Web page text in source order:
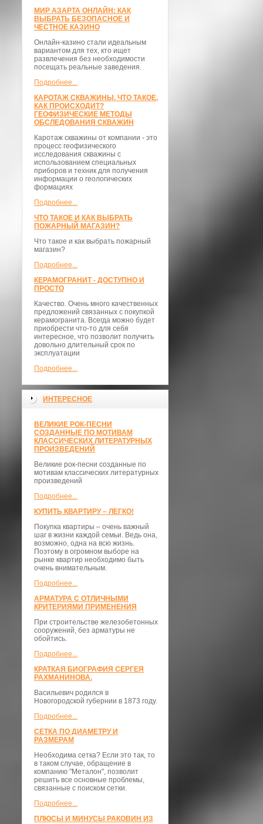
МИР АЗАРТА ОНЛАЙН: КАК
ВЫБРАТЬ БЕЗОПАСНОЕ И
ЧЕСТНОЕ КАЗИНО
Онлайн-казино стали идеальным
вариантом для тех, кто ищет
развлечения без необходимости
посещать реальные заведения.
Подробнее...
КАРОТАЖ СКВАЖИНЫ. ЧТО ТАКОЕ,
КАК ПРОИСХОДИТ?
ГЕОФИЗИЧЕСКИЕ МЕТОДЫ
ОБСЛЕДОВАНИЯ СКВАЖИН
Каротаж скважины от компании - это
процесс геофизического
исследования скважины с
использованием специальных
приборов и техник для получения
информации о геологических
формациях
Подробнее...
ЧТО ТАКОЕ И КАК ВЫБРАТЬ
ПОЖАРНЫЙ МАГАЗИН?
Что такое и как выбрать пожарный
магазин?
Подробнее...
КЕРАМОГРАНИТ - ДОСТУПНО И
ПРОСТО
Качество. Очень много качественных
предложений связанных с покупкой
керамогранита. Всегда можно будет
приобрести что-то для себя
интересное, что позволит получить
довольно длительный срок по
эксплуатации
Подробнее...
ИНТЕРЕСНОЕ
ВЕЛИКИЕ РОК-ПЕСНИ
СОЗДАННЫЕ ПО МОТИВАМ
КЛАССИЧЕСКИХ ЛИТЕРАТУРНЫХ
ПРОИЗВЕДЕНИЙ
Великие рок-песни созданные по
мотивам классических литературных
произведений
Подробнее...
КУПИТЬ КВАРТИРУ – ЛЕГКО!
Покупка квартиры – очень важный
шаг в жизни каждой семьи. Ведь она,
возможно, одна на всю жизнь.
Поэтому в огромном выборе на
рынке квартир необходимо быть
очень внимательным.
Подробнее...
АРМАТУРА С ОТЛИЧНЫМИ
КРИТЕРИЯМИ ПРИМЕНЕНИЯ
При строительстве железобетонных
сооружений, без арматуры не
обойтись.
Подробнее...
КРАТКАЯ БИОГРАФИЯ СЕРГЕЯ
РАХМАНИНОВА.
Васильевич родился в
Новогородской губернии в 1873 году.
Подробнее...
СЕТКА ПО ДИАМЕТРУ И
РАЗМЕРАМ
Необходима сетка? Если это так, то
в таком случае, обращение в
компанию "Металон", позволит
решить все основные проблемы,
связанные с поиском сетки.
Подробнее...
ПЛЮСЫ И МИНУСЫ РАКОВИН ИЗ